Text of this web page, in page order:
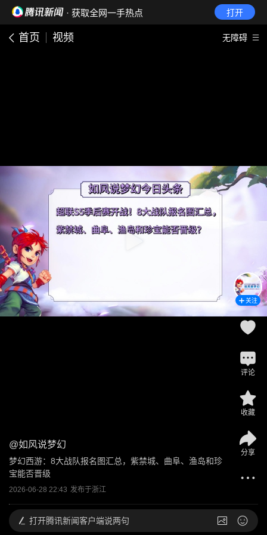
· 获取全网一手热点 打开
首页 视频 无障碍
@如风说梦幻
梦幻西游：8大战队报名图汇总，紫禁城、曲阜、渔岛和珍
宝能否晋级
2026-06-28 22:43 发布于浙江
关注
评论
收藏
分享
打开腾讯新闻客户端说两句